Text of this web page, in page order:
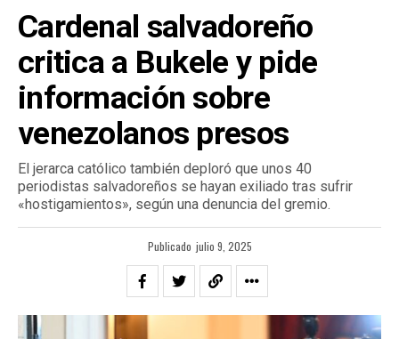
Cardenal salvadoreño
critica a Bukele y pide
información sobre
venezolanos presos
El jerarca católico también deploró que unos 40
periodistas salvadoreños se hayan exiliado tras sufrir
«hostigamientos», según una denuncia del gremio.
Publicado julio 9, 2025